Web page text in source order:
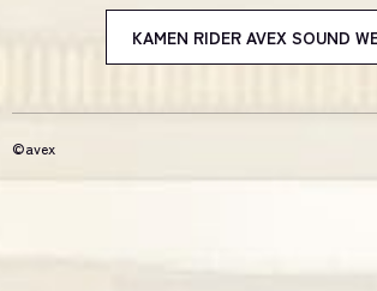
KAMEN RIDER AVEX SOUND
©avex